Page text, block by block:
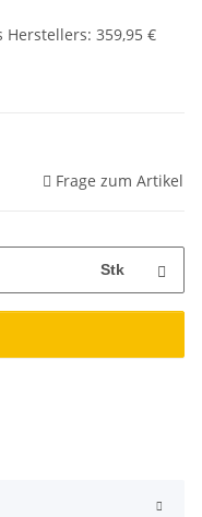
Herstellers: 359,95 €
Frage zum Artikel
Stk